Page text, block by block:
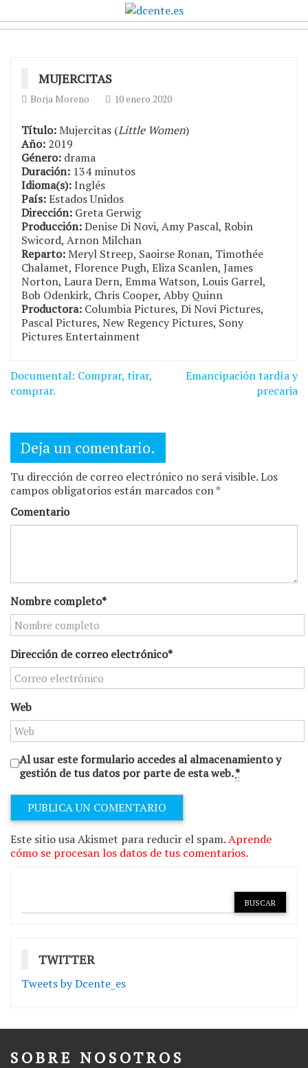
MUJERCITAS
Borja Moreno 10 enero 2020
Título:Mujercitas (Little Women)
Año: 2019
Género: drama
Duración: 134 minutos
Idioma(s):Inglés
País:Estados Unidos
Dirección: Greta Gerwig
Producción:Denise Di Novi, Amy Pascal, Robin
Swicord, Arnon Milchan
Reparto:Meryl Streep, Saoirse Ronan, Timothée
Chalamet, Florence Pugh, Eliza Scanlen, James
Norton, Laura Dern, Emma Watson, Louis Garrel,
Bob Odenkirk, Chris Cooper, Abby Quinn
Productora: Columbia Pictures, Di Novi Pictures,
Pascal Pictures, New Regency Pictures, Sony
Pictures Entertainment
Navegación
de
Documental: Comprar, tirar,
comprar.
Emancipación tardía y
precaria
Deja un comentario.
Tu dirección de correo electrónico no será visible. Los
campos obligatorios están marcados con *
Comentario
Nombre completo*
Dirección de correo electrónico*
Web
Al usar este formulario accedes al almacenamiento y
gestión de tus datos por parte de esta web.*
Este sitio usa Akismet para reducir el spam.Aprende
cómo se procesan los datos de tus comentarios.
TWITTER
Tweets by Dcente_es
SOBRE NOSOTROS